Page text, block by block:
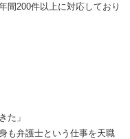
間200件以上に対応しており
た」
も弁護士という仕事を天職